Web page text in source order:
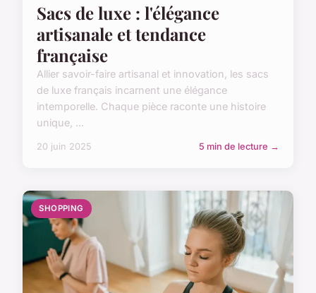
Sacs de luxe : l'élégance
artisanale et tendance
française
Allier savoir-faire artisanal et innovation, les sacs
de luxe français incarnent une élégance
intemporelle. Chaque pièce raconte une histoire
unique, ...
20 juin 2025 5 min de lecture →
SHOPPING